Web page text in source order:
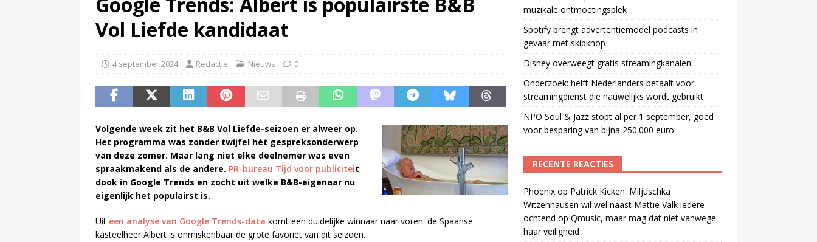
Beeld & Geluid presenteert Fonos: een nieuwe muzikale ontmoetingsplek
Vol Liefde kandidaat
4 september 2024 Redactie Nieuws 0
Volgende week zit het B&B Vol Liefde-seizoen er alweer op.
Het programma was zonder twijfel hét gespreksonderwerp
van deze zomer. Maar lang niet elke deelnemer was even
spraakmakend als de andere. PR-bureau Tijd voor publiciteit
dook in Google Trends en zocht uit welke B&B-eigenaar nu
eigenlijk het populairst is.
Uit een analyse van Google Trends-data komt een duidelijke winnaar naar voren: de Spaanse
kasteelheer Albert is onmiskenbaar de grote favoriet van dit seizoen.
muzikale ontmoetingsplek
Spotify brengt advertentiemodel podcasts in
gevaar met skipknop
Disney overweegt gratis streamingkanalen
Onderzoek: helft Nederlanders betaalt voor
streamingdienst die nauwelijks wordt gebruikt
NPO Soul & Jazz stopt al per 1 september, goed
voor besparing van bijna 250.000 euro
RECENTE REACTIES
Phoenixop Patrick Kicken: Miljuschka
Witzenhausen wil wel naast Mattie Valk iedere
ochtend op Qmusic, maar mag dat niet vanwege
haar veiligheid